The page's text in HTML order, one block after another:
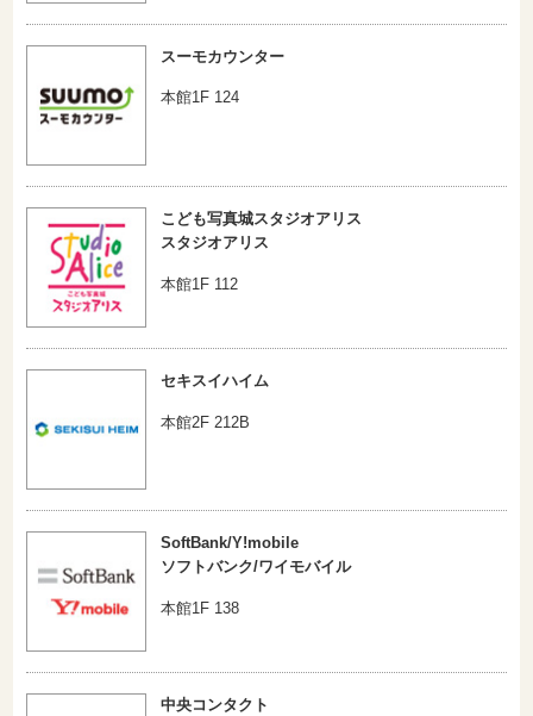
スーモカウンター
本館1F 124
こども写真城スタジオアリス
スタジオアリス
本館1F 112
セキスイハイム
本館2F 212B
SoftBank/Y!mobile
ソフトバンク/ワイモバイル
本館1F 138
中央コンタクト